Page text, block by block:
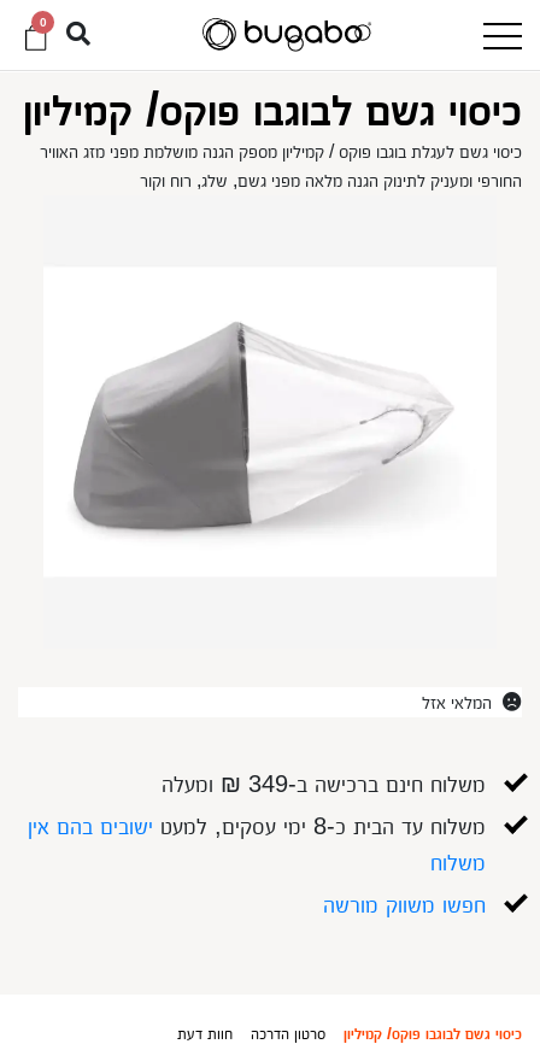
0
כיסוי גשם לבוגבו פוקס/ קמיליון
כיסוי גשם לעגלת בוגבו פוקס / קמיליון מספק הגנה מושלמת מפני מזג האוויר
החורפי ומעניק לתינוק הגנה מלאה מפני גשם, שלג, רוח וקור
המלאי אזל
משלוח חינם ברכישה ב-349 ₪ ומעלה
משלוח עד הבית כ-8 ימי עסקים, למעט
ישובים בהם אין
משלוח
חפשו משווק מורשה
כיסוי גשם לבוגבו פוקס/ קמיליון סרטון הדרכה חוות דעת